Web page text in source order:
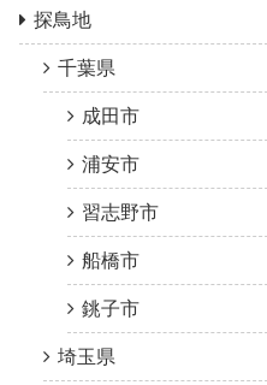
探鳥地
千葉県
成田市
浦安市
習志野市
船橋市
銚子市
埼玉県